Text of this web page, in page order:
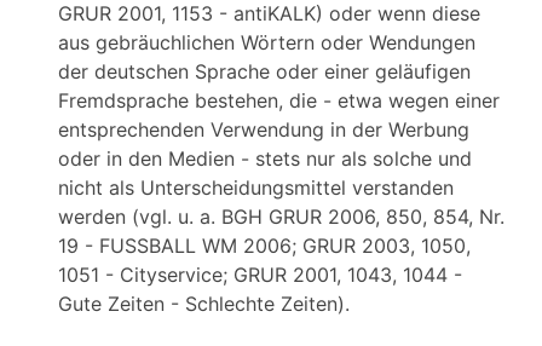
GRUR 2001, 1153 - antiKALK) oder wenn diese
aus gebräuchlichen Wörtern oder Wendungen
der deutschen Sprache oder einer geläufigen
Fremdsprache bestehen, die - etwa wegen einer
entsprechenden Verwendung in der Werbung
oder in den Medien - stets nur als solche und
nicht als Unterscheidungsmittel verstanden
werden (vgl. u. a. BGH GRUR 2006, 850, 854, Nr.
19 - FUSSBALL WM 2006; GRUR 2003, 1050,
1051 - Cityservice; GRUR 2001, 1043, 1044 -
Gute Zeiten - Schlechte Zeiten).